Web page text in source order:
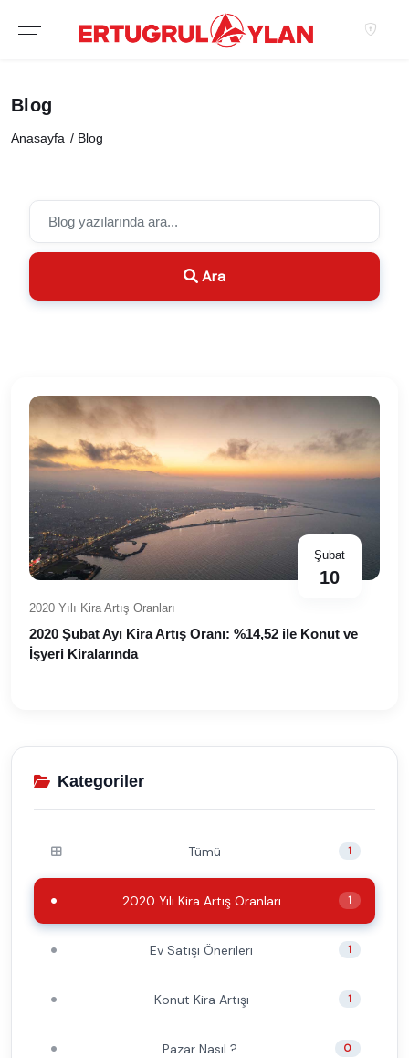
Blog
Anasayfa Blog
Ara
Kategoriler
Tümü 1
2020 Yılı Kira Artış Oranları 1
Ev Satışı Önerileri 1
Konut Kira Artışı 1
Pazar Nasıl ? 0
Şubat
10
2020 Yılı Kira Artış Oranları
2020 Şubat Ayı Kira Artış Oranı: %14,52 ile Konut ve
İşyeri Kiralarında